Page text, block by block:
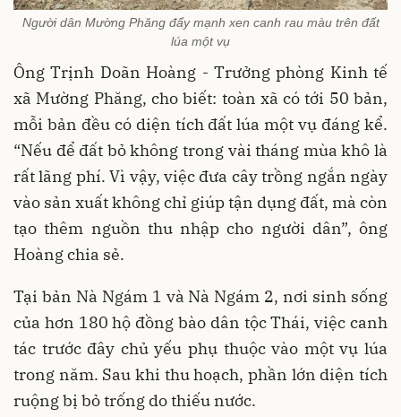
Người dân Mường Phăng đẩy mạnh xen canh rau màu trên đất
lúa một vụ
Ông Trịnh Doãn Hoàng - Trưởng phòng Kinh tế
xã Mường Phăng, cho biết: toàn xã có tới 50 bản,
mỗi bản đều có diện tích đất lúa một vụ đáng kể.
“Nếu để đất bỏ không trong vài tháng mùa khô là
rất lãng phí. Vì vậy, việc đưa cây trồng ngắn ngày
vào sản xuất không chỉ giúp tận dụng đất, mà còn
tạo thêm nguồn thu nhập cho người dân”, ông
Hoàng chia sẻ.
Tại bản Nà Ngám 1 và Nà Ngám 2, nơi sinh sống
của hơn 180 hộ đồng bào dân tộc Thái, việc canh
tác trước đây chủ yếu phụ thuộc vào một vụ lúa
trong năm. Sau khi thu hoạch, phần lớn diện tích
ruộng bị bỏ trống do thiếu nước.